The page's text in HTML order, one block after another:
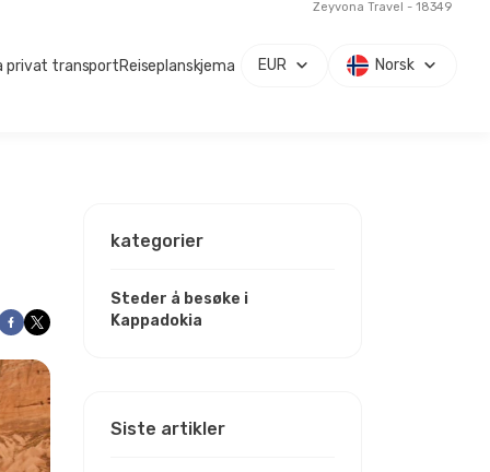
Zeyvona Travel - 18349
privat transportReiseplanskjema EUR Norsk
kategorier
Steder å besøke i
Kappadokia
Siste artikler